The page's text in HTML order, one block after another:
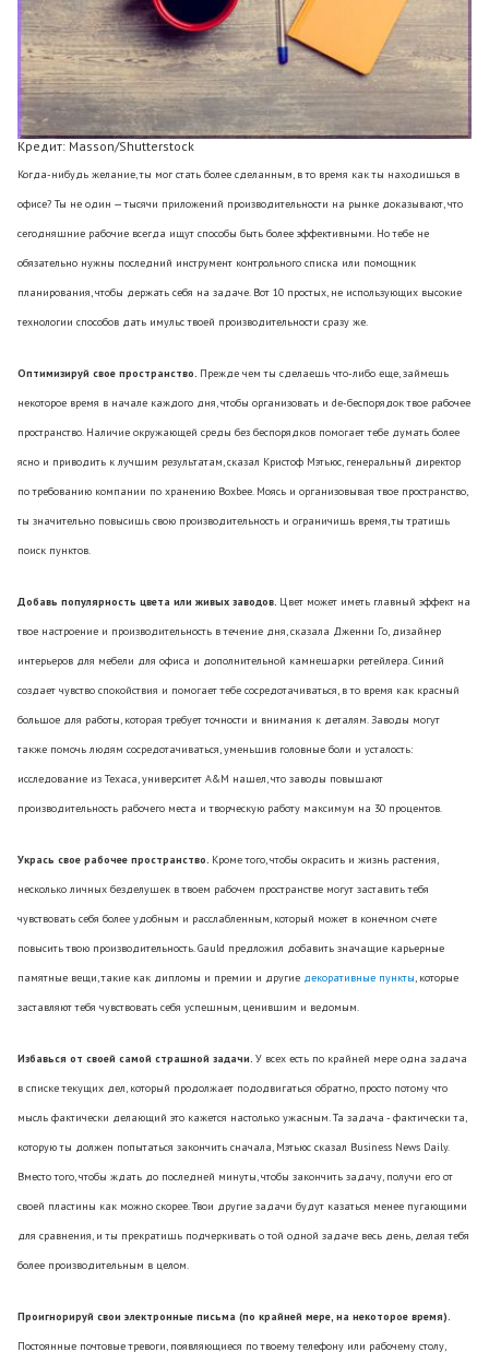
Кредит: Masson/Shutterstock
Когда-нибудь желание, ты мог стать более сделанным, в то время как ты находишься в
офисе? Ты не один — тысячи приложений производительности на рынке доказывают, что
сегодняшние рабочие всегда ищут способы быть более эффективными. Но тебе не
обязательно нужны последний инструмент контрольного списка или помощник
планирования, чтобы держать себя на задаче. Вот 10 простых, не использующих высокие
технологии способов дать имульс твоей производительности сразу же.
Оптимизируй свое пространство. Прежде чем ты сделаешь что-либо еще, займешь
некоторое время в начале каждого дня, чтобы организовать и de-беспорядок твое рабочее
пространство. Наличие окружающей среды без беспорядков помогает тебе думать более
ясно и приводить к лучшим результатам, сказал Кристоф Мэтьюс, генеральный директор
по требованию компании по хранению Boxbee. Моясь и организовывая твое пространство,
ты значительно повысишь свою производительность и ограничишь время, ты тратишь
поиск пунктов.
Добавь популярность цвета или живых заводов. Цвет может иметь главный эффект на
твое настроение и производительность в течение дня, сказала Дженни Го, дизайнер
интерьеров для мебели для офиса и дополнительной камнешарки ретейлера. Синий
создает чувство спокойствия и помогает тебе сосредотачиваться, в то время как красный
большое для работы, которая требует точности и внимания к деталям. Заводы могут
также помочь людям сосредотачиваться, уменьшив головные боли и усталость:
исследование из Техаса, университет A&M нашел, что заводы повышают
производительность рабочего места и творческую работу максимум на 30 процентов.
Укрась свое рабочее пространство. Кроме того, чтобы окрасить и жизнь растения,
несколько личных безделушек в твоем рабочем пространстве могут заставить тебя
чувствовать себя более удобным и расслабленным, который может в конечном счете
повысить твою производительность. Gauld предложил добавить значащие карьерные
памятные вещи, такие как дипломы и премии и другие декоративные пункты, которые
заставляют тебя чувствовать себя успешным, ценившим и ведомым.
Избавься от своей самой страшной задачи. У всех есть по крайней мере одна задача
в списке текущих дел, который продолжает пододвигаться обратно, просто потому что
мысль фактически делающий это кажется настолько ужасным. Та задача - фактически та,
которую ты должен попытаться закончить сначала, Мэтьюс сказал Business News Daily.
Вместо того, чтобы ждать до последней минуты, чтобы закончить задачу, получи его от
своей пластины как можно скорее. Твои другие задачи будут казаться менее пугающими
для сравнения, и ты прекратишь подчеркивать о той одной задаче весь день, делая тебя
более производительным в целом.
Проигнорируй свои электронные письма (по крайней мере, на некоторое время).
Постоянные почтовые тревоги, появляющиеся по твоему телефону или рабочему столу,